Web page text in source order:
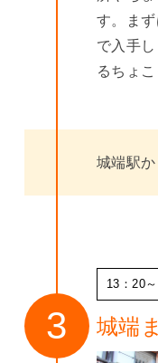
す。ま
で入手
るちょ
城端駅
13：20
城端